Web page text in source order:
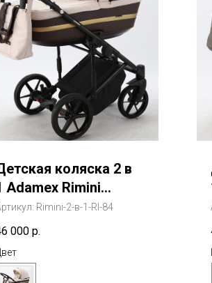
коляска 2 в
Adamex Rimini
Римини)
Rimini-2-в-1-RI-84
000 р.